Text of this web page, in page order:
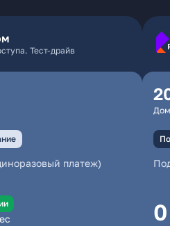
Тест-драйв
платеж)
0